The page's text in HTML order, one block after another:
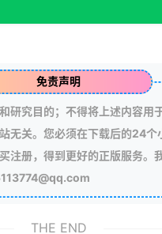
免责声明
研究目的；不得将上述内容用
无关。您必须在下载后的24
注册，得到更好的正版服务。
THE END